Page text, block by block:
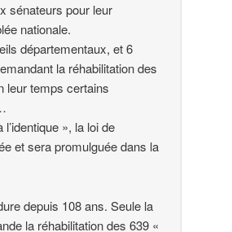
sénateurs pour leur
nationale.
départementaux, et 6
la réhabilitation des
leur temps certains
», la loi de
et sera promulguée dans la
depuis 108 ans. Seule la
la réhabilitation des 639 «